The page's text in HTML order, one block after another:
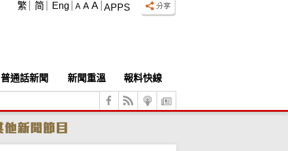
APPS
A A A
繁 简 Eng
普通話新聞 新聞重溫
報料快線